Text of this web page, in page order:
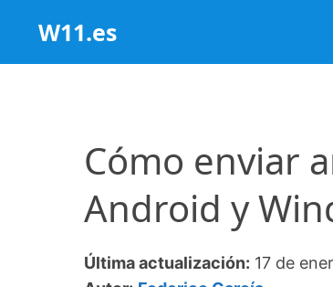
contenido
W11.es
Cómo enviar
Android y
Última actualización: 17 de